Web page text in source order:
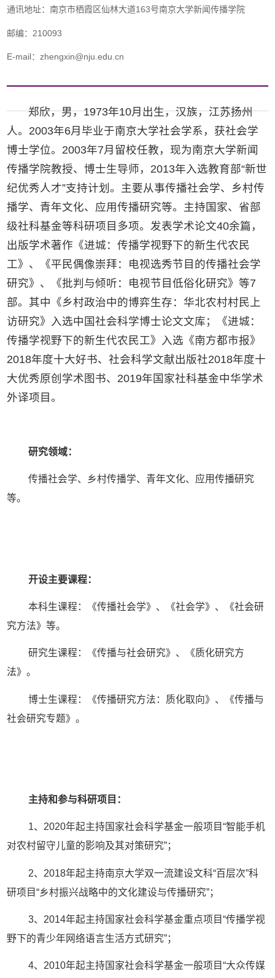
通讯地址：南京市栖霞区仙林大道163号南京大学新闻传播学院
邮编：210093
E-mail：zhengxin@nju.edu.cn
郑欣，男，1973年10月出生，汉族，江苏扬州
人。2003年6月毕业于南京大学社会学系，获社会学
博士学位。2003年7月留校任教，现为南京大学新闻
传播学院教授、博士生导师，2013年入选教育部“新世
纪优秀人才”支持计划。主要从事传播社会学、乡村传
播学、青年文化、应用传播研究等。主持国家、省部
级社科基金等科研项目多项。发表学术论文40余篇，
出版学术著作《进城：传播学视野下的新生代农民
工》、《平民偶像崇拜：电视选秀节目的传播社会学
研究》、《批判与倾听：电视节目低俗化研究》等7
部。其中《乡村政治中的博弈生存：华北农村村民上
访研究》入选中国社会科学博士论文文库；《进城：
传播学视野下的新生代农民工》入选《南方都市报》
2018年度十大好书、社会科学文献出版社2018年度十
大优秀原创学术图书、2019年国家社科基金中华学术
外译项目。
研究领域：
传播社会学、乡村传播学、青年文化、应用传播研究
等。
开设主要课程：
本科生课程：《传播社会学》、《社会学》、《社会研
究方法》等。
研究生课程：《传播与社会研究》、《质化研究方
法》。
博士生课程：《传播研究方法：质化取向》、《传播与
社会研究专题》。
主持和参与科研项目：
1、2020年起主持国家社会科学基金一般项目“智能手机
对农村留守儿童的影响及其对策研究”；
2、2018年起主持南京大学双一流建设文科“百层次”科
研项目“乡村振兴战略中的文化建设与传播研究”；
3、2014年起主持国家社会科学基金重点项目“传播学视
野下的青少年网络语言生活方式研究”；
4、2010年起主持国家社会科学基金一般项目“大众传媒